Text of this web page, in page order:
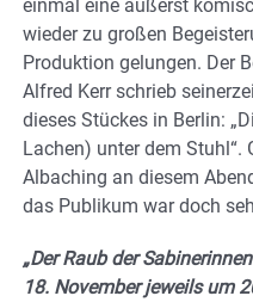
einmal eine äußerst
wieder zu großen
Produktion gelungen. Der
Alfred Kerr schrieb
dieses Stückes in Berlin:
Lachen) unter dem Stuhl“.
Albaching an diesem
das Publikum war doch
„Der Raub der
18. November jeweils um